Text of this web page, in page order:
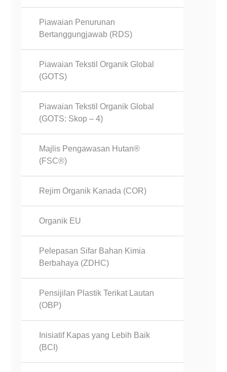
Piawaian Penurunan
Bertanggungjawab (RDS)
Piawaian Tekstil Organik Global
(GOTS)
Piawaian Tekstil Organik Global
(GOTS: Skop – 4)
Majlis Pengawasan Hutan®
(FSC®)
Rejim Organik Kanada (COR)
Organik EU
Pelepasan Sifar Bahan Kimia
Berbahaya (ZDHC)
Pensijilan Plastik Terikat Lautan
(OBP)
Inisiatif Kapas yang Lebih Baik
(BCI)